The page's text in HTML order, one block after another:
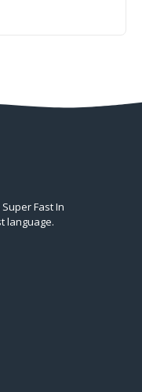
Fast In
language.